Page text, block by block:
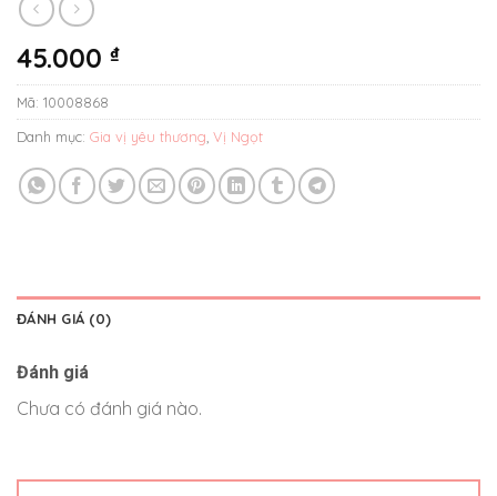
45.000 ₫
Mã: 10008868
Danh mục: Gia vị yêu thương, Vị Ngọt
ĐÁNH GIÁ (0)
Đánh giá
Chưa có đánh giá nào.